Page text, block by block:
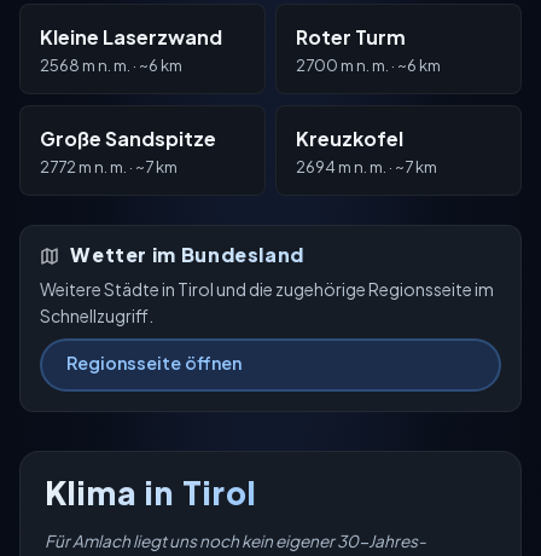
Kleine Laserzwand
2568 m n. m. · ~6 km
Roter Turm
2700 m n. m. · ~6 km
Große Sandspitze
2772 m n. m. · ~7 km
Kreuzkofel
2694 m n. m. · ~7 km
Wetter im Bundesland
Weitere Städte in Tirol und die zugehörige Regionsseite im
Schnellzugriff.
Regionsseite öffnen
Klima in Tirol
Für Amlach liegt uns noch kein eigener 30-Jahres-